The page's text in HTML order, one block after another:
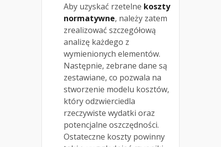
Aby uzyskać rzetelne koszty
normatywne, należy zatem
zrealizować szczegółową
analizę każdego z
wymienionych elementów.
Następnie, zebrane dane są
zestawiane, co pozwala na
stworzenie modelu kosztów,
który odzwierciedla
rzeczywiste wydatki oraz
potencjalne oszczędności.
Ostateczne koszty powinny